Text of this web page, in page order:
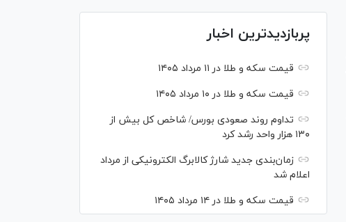
پربازدیدترین اخبار
قیمت سکه و طلا در ۱۱ مرداد ۱۴۰۵
قیمت سکه و طلا در ۱۰ مرداد ۱۴۰۵
تداوم روند صعودی بورس/ شاخص کل بیش از
۱۳۰ هزار واحد رشد کرد
زمان‌بندی جدید شارژ کالابرگ الکترونیکی از مرداد
اعلام شد
قیمت سکه و طلا در ۱۴ مرداد ۱۴۰۵